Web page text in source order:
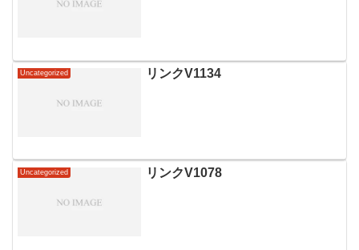
Uncategorized リンクV1134
Uncategorized リンクV1078